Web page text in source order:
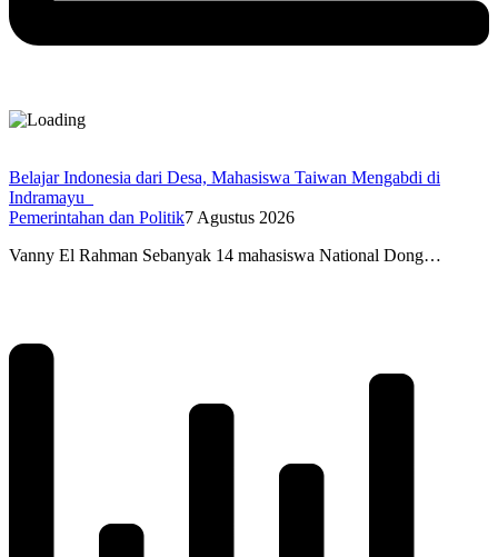
Belajar Indonesia dari Desa, Mahasiswa Taiwan Mengabdi di
Indramayu
Pemerintahan dan Politik7 Agustus 2026
Vanny El Rahman Sebanyak 14 mahasiswa National Dong…